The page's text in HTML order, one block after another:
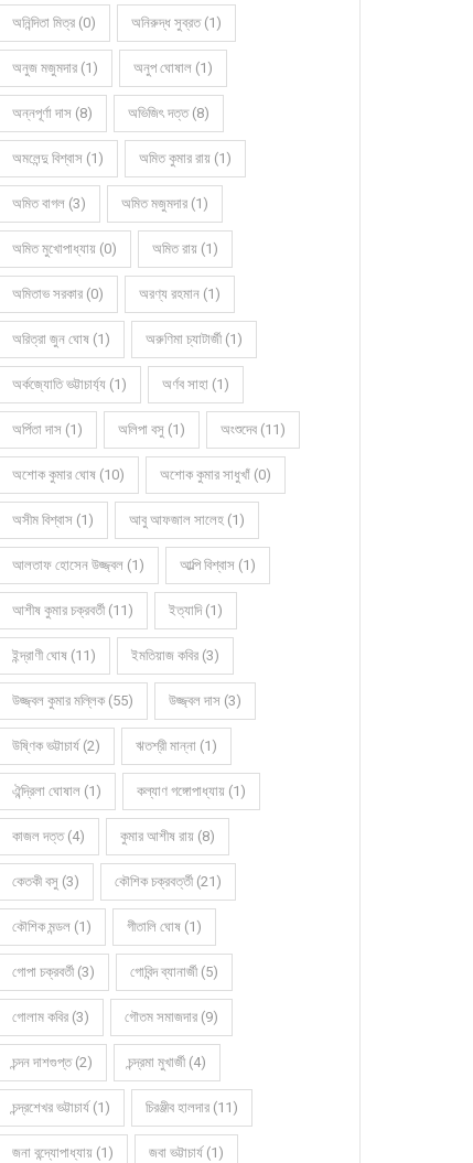
অনিন্দিতা মিত্র (0) অনিরুদ্ধ সুব্রত (1)
অনুজ মজুমদার (1) অনুপ ঘোষাল (1)
অন্নপূর্ণা দাস (8) অভিজিৎ দত্ত (8)
অমলেন্দু বিশ্বাস (1) অমিত কুমার রায় (1)
অমিত বাগল (3) অমিত মজুমদার (1)
অমিত মুখোপাধ্যায় (0) অমিত রায় (1)
অমিতাভ সরকার (0) অরণ্য রহমান (1)
অরিত্রা জুন ঘোষ (1) অরুণিমা চ্যাটার্জী (1)
অর্কজ্যোতি ভট্টাচার্য্য (1) অর্ণব সাহা (1)
অর্পিতা দাস (1) অলিপা বসু (1) অংশুদেব (11)
অশোক কুমার ঘোষ (10) অশোক কুমার সাধুখাঁ (0)
অসীম বিশ্বাস (1) আবু আফজাল সালেহ (1)
আলতাফ হোসেন উজ্জ্বল (1) আল্পি বিশ্বাস (1)
আশীষ কুমার চক্রবর্তী (11) ইত্যাদি (1)
ইন্দ্রাণী ঘোষ (11) ইমতিয়াজ কবির (3)
উজ্জ্বল কুমার মল্লিক (55) উজ্জ্বল দাস (3)
উষ্ণিক ভট্টাচার্য (2) ঋতশ্রী মান্না (1)
ঐন্দ্রিলা ঘোষাল (1) কল্যাণ গঙ্গোপাধ্যায় (1)
কাজল দত্ত (4) কুমার আশীষ রায় (8)
কেতকী বসু (3) কৌশিক চক্রবর্ত্তী (21)
কৌশিক মন্ডল (1) গীতালি ঘোষ (1)
গোপা চক্রবর্তী (3) গোবিন্দ ব্যানার্জী (5)
গোলাম কবির (3) গৌতম সমাজদার (9)
চন্দন দাশগুপ্ত (2) চন্দ্রমা মুখার্জী (4)
চন্দ্রশেখর ভট্টাচার্য (1) চিরঞ্জীব হালদার (11)
জনা বন্দ্যোপাধ্যায় (1) জবা ভট্টাচার্য (1)